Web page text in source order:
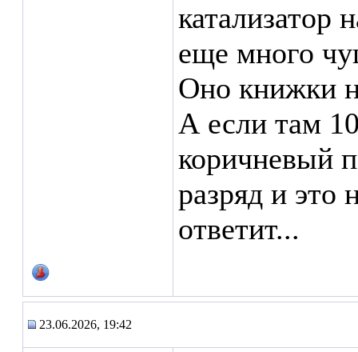
катализатор
еще много
Оно книжки
А если там
коричневый
разряд и это
ответит...
23.06.2026, 19:42